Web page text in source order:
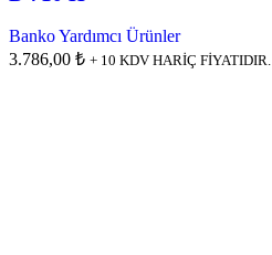
Banko Yardımcı Ürünler
3.786,00 ₺ + 10 KDV HARİÇ FİYATIDIR.